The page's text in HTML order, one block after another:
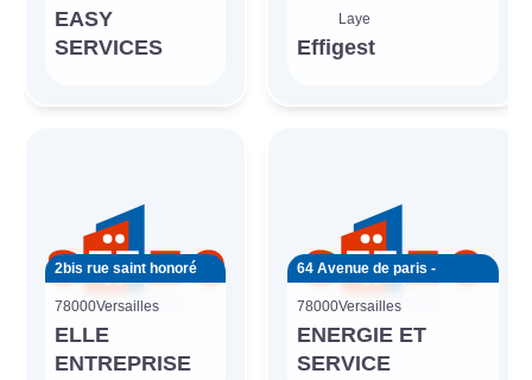
EASY
SERVICES
Laye
Effigest
2bis rue saint honoré
78000Versailles
ELLE
ENTREPRISE
64 Avenue de paris -
78000Versailles
ENERGIE ET
SERVICE